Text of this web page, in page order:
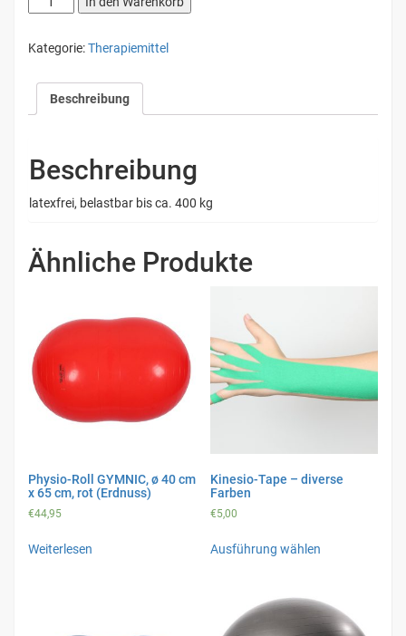
Duetto
Ø
70
Menge
Kategorie:Therapiemittel
Beschreibung
Beschreibung
latexfrei, belastbar bis ca. 400 kg
Ähnliche Produkte
Physio-Roll GYMNIC, ø 40 cm
x 65 cm, rot (Erdnuss)
€44,95
Weiterlesen
Kinesio-Tape – diverse
Farben
€5,00
Ausführung wählen